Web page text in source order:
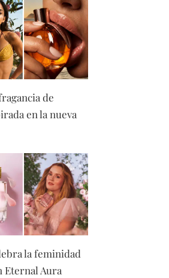
de
en la nueva
la feminidad
Eternal Aura